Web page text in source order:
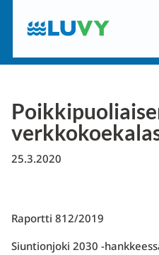
25.3.2020
Raportti 812/2019
Siuntionjoki 2030 -